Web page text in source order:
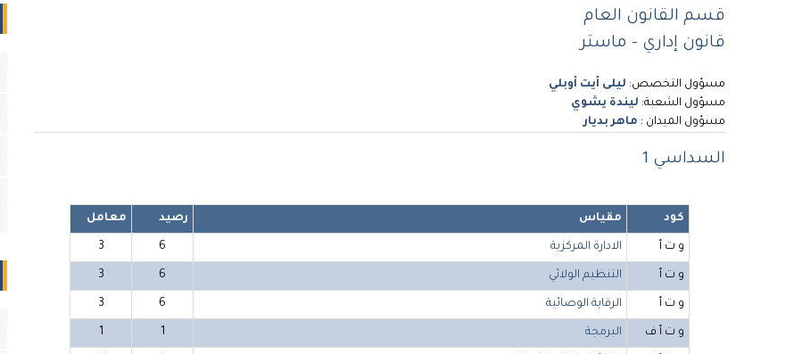
قسم القانون العام
قانون إداري - ماستر
مسؤول التخصص: ليلى أيت أوبلي
مسؤول الشعبة: ليندة يشوي
مسؤول الميدان : ماهر بديار
السداسي 1
كود مقياس رصيد معامل
و ت أ الادارة المركزية 6
3
و ت أ التنظيم الولائي 6
3
و ت أ الرقابة الوصائية 6
3
و ت أ ف البرمجة 1
1